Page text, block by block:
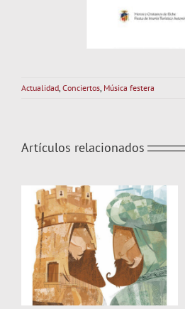
Actualidad, Conciertos, Música festera
Artículos relacionados
MOROS Y CRISTIANOS –
ADOR 2026